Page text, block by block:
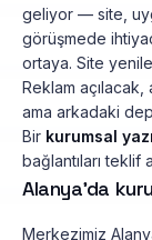
geliyor — site,
görüşmede
ortaya. Site
Reklam açılacak,
ama arkadaki
Bir kurumsal
bağlantıları teklif
Alanya'da
Merkezimiz